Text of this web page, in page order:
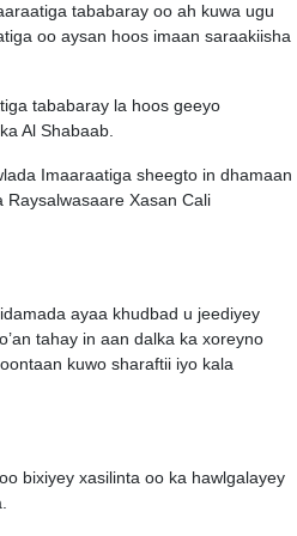
tababaray oo ah kuwa ugu
oo aysan hoos imaan saraakiisha
tababaray la hoos geeyo
Al Shabaab.
Imaaraatiga sheegto in dhamaan
Xasan Cali
ayaa khudbad u jeediyey
tahay in aan dalka ka xoreyno
kuwo sharaftii iyo kala
bixiyey xasilinta oo ka hawlgalayey